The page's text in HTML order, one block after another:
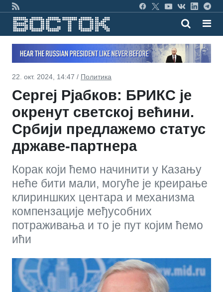
22. окт. 2024, 14:47 / Политика
Сергеј Рјабков: БРИКС је
окренут светској већини.
Србији предлажемо статус
државе-партнера
Корак који ћемо начинити у Казању
неће бити мали, могуће је креирање
клириншких центара и механизма
компензације међусобних
потраживања и то је пут којим ћемо
ићи